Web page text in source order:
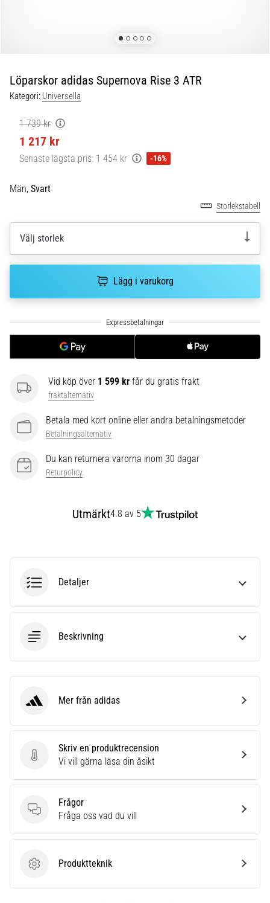
drabbar
alla
löpare
minst
gång
oavsett
är
amatör
proffs.
de
8 min. läsning
Plantar
Symptom,
och
behandling
eller
löpning?
av
vanligaste
är
plantar
det…
alla
Löparskor adidas Supernova Rise 3 ATR
Kategori: Universella
1 739 kr
1 217 kr
Senaste lägsta pris: 1 454 kr -16%
Män, Svart
Storlekstabell
Välj storlek
Lägg i varukorg
Vid köp över 1 599 kr får du gratis frakt
fraktalternativ
Betala med kort online eller andra betalningsmetoder
Betalningsalternativ
Du kan returnera varorna inom 30 dagar
Returpolicy
Utmärkt4.8 av 5
Detaljer
Beskrivning
Skriv en produktrecension
Skriv en produktrecension
Vi vill gärna läsa din åsikt
Frågor
Frågor
Fråga oss vad du vill
ProduktteknikProduktteknik
adidas Mer från adidas